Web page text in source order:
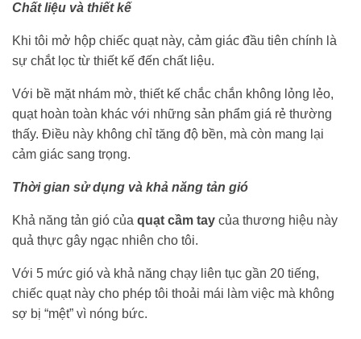
Chất liệu và thiết kế
Khi tôi mở hộp chiếc quạt này, cảm giác đầu tiên chính là
sự chắt lọc từ thiết kế đến chất liệu.
Với bề mặt nhám mờ, thiết kế chắc chắn không lỏng lẻo,
quạt hoàn toàn khác với những sản phẩm giá rẻ thường
thấy. Điều này không chỉ tăng độ bền, mà còn mang lại
cảm giác sang trọng.
Thời gian sử dụng và khả năng tản gió
Khả năng tản gió của quạt cầm tay của thương hiệu này
quả thực gây ngạc nhiên cho tôi.
Với 5 mức gió và khả năng chạy liên tục gần 20 tiếng,
chiếc quạt này cho phép tôi thoải mái làm việc mà không
sợ bị “mệt” vì nóng bức.